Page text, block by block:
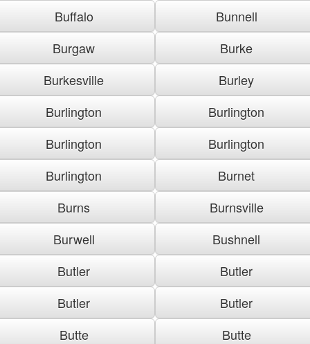
Buffalo
Bunnell
Burgaw
Burke
Burkesville
Burley
Burlington
Burlington
Burlington
Burlington
Burlington
Burnet
Burns
Burnsville
Burwell
Bushnell
Butler
Butler
Butler
Butler
Butte
Butte